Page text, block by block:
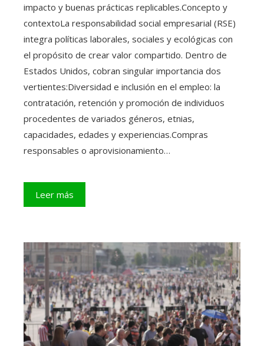
impacto y buenas prácticas replicables.Concepto y
contextoLa responsabilidad social empresarial (RSE)
integra políticas laborales, sociales y ecológicas con
el propósito de crear valor compartido. Dentro de
Estados Unidos, cobran singular importancia dos
vertientes:Diversidad e inclusión en el empleo: la
contratación, retención y promoción de individuos
procedentes de variados géneros, etnias,
capacidades, edades y experiencias.Compras
responsables o aprovisionamiento…
Leer más